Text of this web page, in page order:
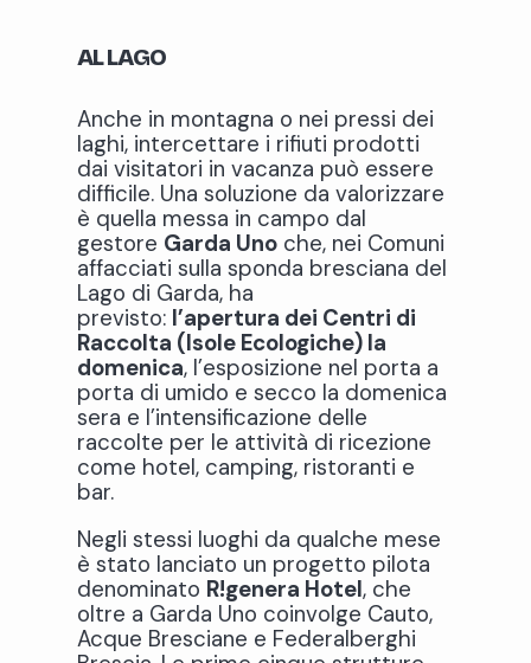
AL LAGO
Anche in montagna o nei pressi dei
laghi, intercettare i rifiuti prodotti
dai visitatori in vacanza può essere
difficile. Una soluzione da valorizzare
è quella messa in campo dal
gestore Garda Uno che, nei Comuni
affacciati sulla sponda bresciana del
Lago di Garda, ha
previsto: l’apertura dei Centri di
Raccolta (Isole Ecologiche) la
domenica, l’esposizione nel porta a
porta di umido e secco la domenica
sera e l’intensificazione delle
raccolte per le attività di ricezione
come hotel, camping, ristoranti e
bar.
Negli stessi luoghi da qualche mese
è stato lanciato un progetto pilota
denominato R!genera Hotel, che
oltre a Garda Uno coinvolge Cauto,
Acque Bresciane e Federalberghi